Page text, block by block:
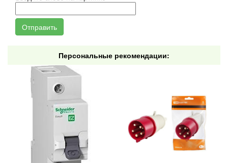
Персональные рекомендации: